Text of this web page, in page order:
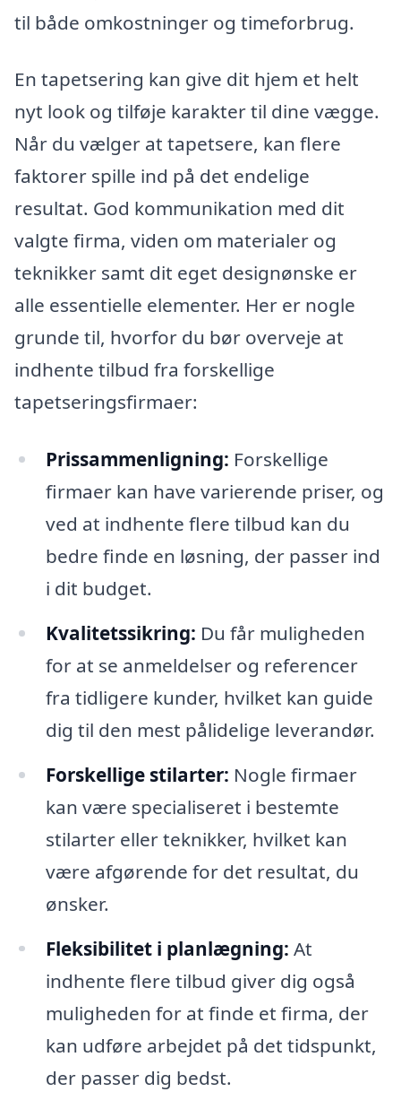
til både omkostninger og timeforbrug.
En tapetsering kan give dit hjem et helt
nyt look og tilføje karakter til dine vægge.
Når du vælger at tapetsere, kan flere
faktorer spille ind på det endelige
resultat. God kommunikation med dit
valgte firma, viden om materialer og
teknikker samt dit eget designønske er
alle essentielle elementer. Her er nogle
grunde til, hvorfor du bør overveje at
indhente tilbud fra forskellige
tapetseringsfirmaer:
Prissammenligning: Forskellige
firmaer kan have varierende priser, og
ved at indhente flere tilbud kan du
bedre finde en løsning, der passer ind
i dit budget.
Kvalitetssikring: Du får muligheden
for at se anmeldelser og referencer
fra tidligere kunder, hvilket kan guide
dig til den mest pålidelige leverandør.
Forskellige stilarter: Nogle firmaer
kan være specialiseret i bestemte
stilarter eller teknikker, hvilket kan
være afgørende for det resultat, du
ønsker.
Fleksibilitet i planlægning: At
indhente flere tilbud giver dig også
muligheden for at finde et firma, der
kan udføre arbejdet på det tidspunkt,
der passer dig bedst.